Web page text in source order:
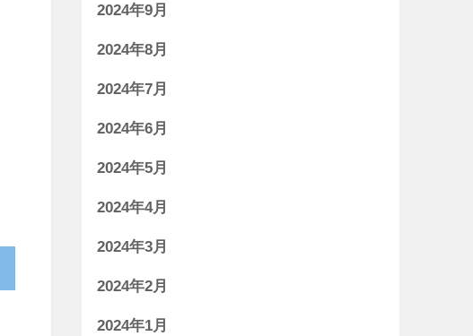
2024年9月
2024年8月
2024年7月
2024年6月
2024年5月
2024年4月
2024年3月
2024年2月
2024年1月